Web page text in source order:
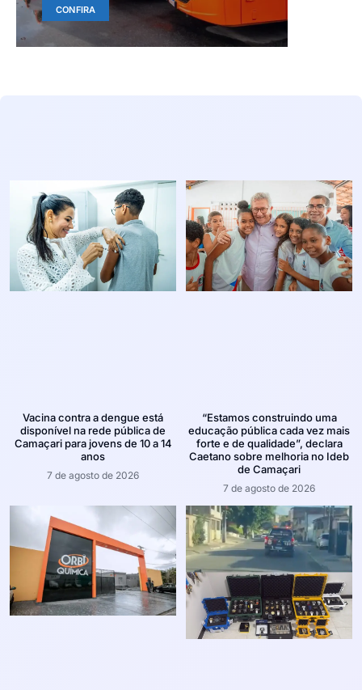
CONFIRA
Vacina contra a dengue está
disponível na rede pública de
Camaçari para jovens de 10 a 14
anos
7 de agosto de 2026
“Estamos construindo uma
educação pública cada vez mais
forte e de qualidade”, declara
Caetano sobre melhoria no Ideb
de Camaçari
7 de agosto de 2026